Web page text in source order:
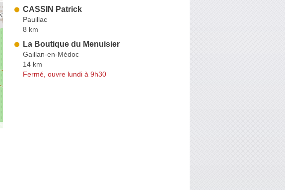
CASSIN Patrick
Pauillac
8 km
La Boutique du Menuisier
Gaillan-en-Médoc
14 km
Fermé, ouvre lundi à 9h30